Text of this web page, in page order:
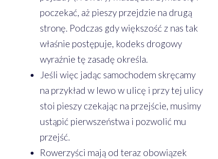
poczekać, aż pieszy przejdzie na drugą
stronę. Podczas gdy większość z nas tak
właśnie postępuje, kodeks drogowy
wyraźnie tę zasadę określa.
Jeśli więc jadąc samochodem skręcamy
na przykład w lewo w ulicę i przy tej ulicy
stoi pieszy czekając na przejście, musimy
ustąpić pierwszeństwa i pozwolić mu
przejść.
Rowerzyści mają od teraz obowiązek